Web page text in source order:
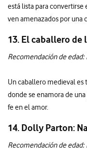
está lista para convertirse
ven amenazados por una
13. El caballero de
Recomendación de edad:
Un caballero medieval
donde se enamora de
fe en el amor.
14. Dolly Parton:
Recomendación de edad: